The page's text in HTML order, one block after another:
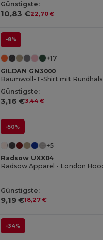
Günstigste:
10,83 €22,70 €
-8%
+17
GILDAN GN3000
Baumwoll-T-Shirt mit
Günstigste:
3,16 €3,44 €
-50%
+5
Radsow UXX04
Radsow Apparel - London
Günstigste:
9,19 €18,27 €
-34%